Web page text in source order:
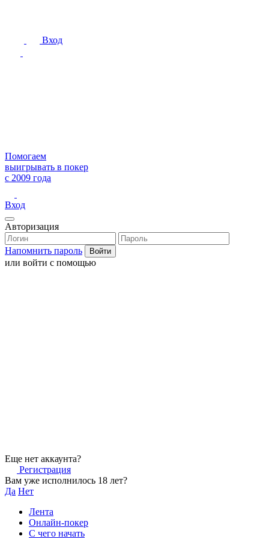
Вход
Помогаем
выигрывать в покер
с 2009 года
Вход
Авторизация
Напомнить пароль
или войти с помощью
Еще нет аккаунта?
Регистрация
Вам уже исполнилось 18 лет?
Да Нет
Лента
Онлайн-покер
С чего начать